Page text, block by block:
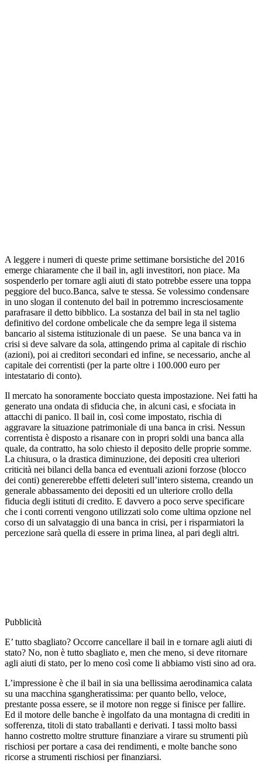
A leggere i numeri di queste prime settimane borsistiche del 2016
emerge chiaramente che il bail in, agli investitori, non piace. Ma
sospenderlo per tornare agli aiuti di stato potrebbe essere una toppa
peggiore del buco.Banca, salve te stessa. Se volessimo condensare
in uno slogan il contenuto del bail in potremmo incresciosamente
parafrasare il detto bibblico. La sostanza del bail in sta nel taglio
definitivo del cordone ombelicale che da sempre lega il sistema
bancario al sistema istituzionale di un paese. Se una banca va in
crisi si deve salvare da sola, attingendo prima al capitale di rischio
(azioni), poi ai creditori secondari ed infine, se necessario, anche al
capitale dei correntisti (per la parte oltre i 100.000 euro per
intestatario di conto).
Il mercato ha sonoramente bocciato questa impostazione. Nei fatti ha
generato una ondata di sfiducia che, in alcuni casi, e sfociata in
attacchi di panico. Il bail in, così come impostato, rischia di
aggravare la situazione patrimoniale di una banca in crisi. Nessun
correntista è disposto a risanare con in propri soldi una banca alla
quale, da contratto, ha solo chiesto il deposito delle proprie somme.
La chiusura, o la drastica diminuzione, dei depositi crea ulteriori
criticità nei bilanci della banca ed eventuali azioni forzose (blocco
dei conti) genererebbe effetti deleteri sull’intero sistema, creando un
generale abbassamento dei depositi ed un ulteriore crollo della
fiducia degli istituti di credito. E davvero a poco serve specificare
che i conti correnti vengono utilizzati solo come ultima opzione nel
corso di un salvataggio di una banca in crisi, per i risparmiatori la
percezione sarà quella di essere in prima linea, al pari degli altri.
Pubblicità
E’ tutto sbagliato? Occorre cancellare il bail in e tornare agli aiuti di
stato? No, non è tutto sbagliato e, men che meno, si deve ritornare
agli aiuti di stato, per lo meno così come li abbiamo visti sino ad ora.
L’impressione è che il bail in sia una bellissima aerodinamica calata
su una macchina sgangheratissima: per quanto bello, veloce,
prestante possa essere, se il motore non regge si finisce per fallire.
Ed il motore delle banche è ingolfato da una montagna di crediti in
sofferenza, titoli di stato traballanti e derivati. I tassi molto bassi
hanno costretto moltre strutture finanziare a virare su strumenti più
rischiosi per portare a casa dei rendimenti, e molte banche sono
ricorse a strumenti rischiosi per finanziarsi.